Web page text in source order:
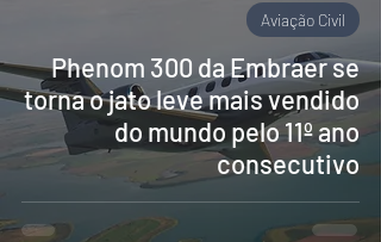
Phenom 300 da Embraer se
torna o jato leve mais vendido
do mundo pelo 11º ano
consecutivo
Aviação Civil